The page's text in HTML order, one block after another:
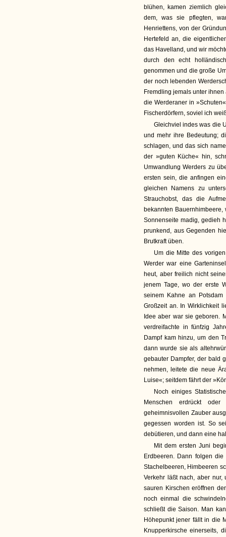
blühen, kamen ziemlich
dem, was sie pflegten,
Henriettens, von der
Hertefeld an, die
das Havelland, und wir
durch den echt
genommen und die große
der noch lebenden
Fremdling jemals unter
die Werderaner in
Fischerdörfern, soviel ich
Gleichviel indes was die
und mehr ihre Bedeutung;
schlagen, und das sich
der »guten Küche« hin,
Umwandlung Werders zu
ersten sein, die anfingen
gleichen Namens zu
Strauchobst, das die
bekannten
Sonnenseite madig, gedieh
prunkend, aus Gegenden
Brutkraft üben.
Um die Mitte des
Werder war eine
heut, aber freilich nicht
jenem Tage, wo der erste
seinem Kahne an
Großzeit an. In Wirklichkeit
Idee aber war sie geboren.
verdreifachte in fünfzig
Dampf kam hinzu, um den
dann wurde sie als
gebauter Dampfer, der bald
nehmen, leitete die neue
Luise«; seitdem fährt der
Noch einiges
Menschen erdrückt
geheimnisvollen Zauber
gegessen worden ist. So
debütieren, und dann eine
Mit dem ersten Juni
Erdbeeren. Dann folgen
Stachelbeeren, Himbeeren
Verkehr läßt nach, aber nur,
sauren Kirschen eröffnen
noch einmal die
schließt die Saison. Man
Höhepunkt jener fällt in die
Knupperkirsche einerseits,